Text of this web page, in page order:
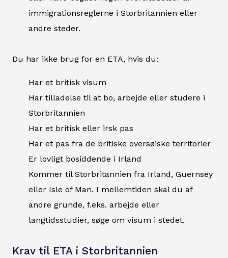
immigrationsreglerne i Storbritannien eller
andre steder.
Du har ikke brug for en ETA, hvis du:
Har et britisk visum
Har tilladelse til at bo, arbejde eller studere i
Storbritannien
Har et britisk eller irsk pas
Har et pas fra de britiske oversøiske territorier
Er lovligt bosiddende i Irland
Kommer til Storbritannien fra Irland, Guernsey
eller Isle of Man. I mellemtiden skal du af
andre grunde, f.eks. arbejde eller
langtidsstudier, søge om visum i stedet.
Krav til ETA i Storbritannien